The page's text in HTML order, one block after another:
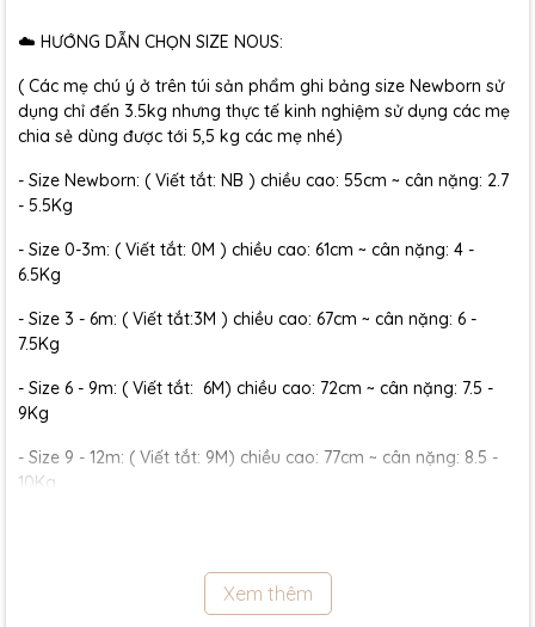
☁️ HƯỚNG DẪN CHỌN SIZE NOUS:
( Các mẹ chú ý ở trên túi sản phẩm ghi bảng size Newborn sử
dụng chỉ đến 3.5kg nhưng thực tế kinh nghiệm sử dụng các mẹ
chia sẻ dùng được tới 5,5 kg các mẹ nhé)
- Size Newborn: ( Viết tắt: NB ) chiều cao: 55cm ~ cân nặng: 2.7
- 5.5Kg
- Size 0-3m: ( Viết tắt: 0M ) chiều cao: 61cm ~ cân nặng: 4 -
6.5Kg
- Size 3 - 6m: ( Viết tắt:3M ) chiều cao: 67cm ~ cân nặng: 6 -
7.5Kg
- Size 6 - 9m: ( Viết tắt: 6M) chiều cao: 72cm ~ cân nặng: 7.5 -
9Kg
- Size 9 - 12m: ( Viết tắt: 9M) chiều cao: 77cm ~ cân nặng: 8.5 -
10Kg
- Size 18 - 24m:( Viết tắt: 18M) chiều cao: 86cm ~ cân nặng: 11.5 -
Xem thêm